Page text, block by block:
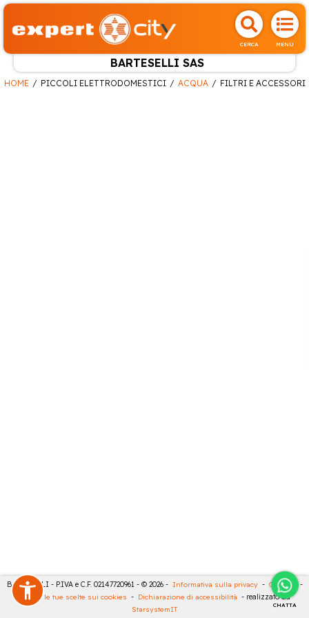
CERCA MENU
BARTESELLI SAS
CHATTA
HOME PICCOLI ELETTRODOMESTICI ACQUA FILTRI E ACCESSORI
BARTESELLI - P.IVA e C.F. 02147720961 - © 2026 - Informativa sulla privacy - Cookies
-
Rivedi le tue scelte sui cookies - Dichiarazione di accessibilità - realizzato da
StarsystemIT